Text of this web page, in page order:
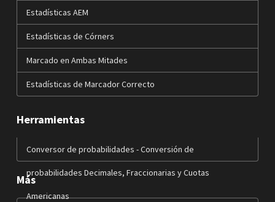
Estadísticas AEM
Estadísticas de Córners
Marcado en Ambas Mitades
Estadísticas de Marcador Correcto
Herramientas
Conversor de probabilidades - Conversión de
probabilidades Decimales, Fraccionarias y Cuotas
Americanas
Más